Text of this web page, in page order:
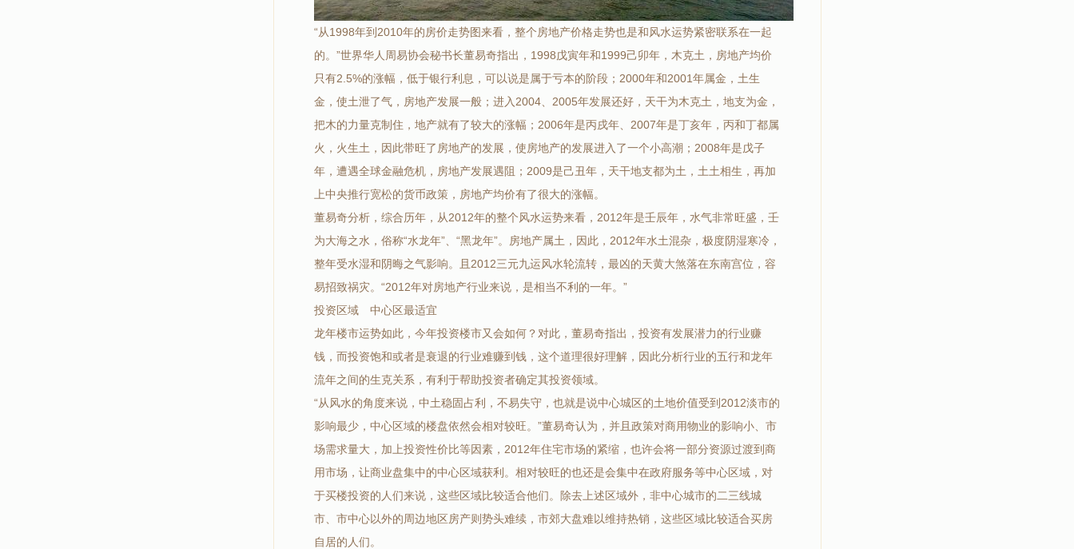
“从1998年到2010年的房价走势图来看，整个房地产价格走势也是和风水运势紧密联系在一起
的。”世界华人周易协会秘书长董易奇指出，1998戊寅年和1999己卯年，木克土，房地产均价
只有2.5%的涨幅，低于银行利息，可以说是属于亏本的阶段；2000年和2001年属金，土生
金，使土泄了气，房地产发展一般；进入2004、2005年发展还好，天干为木克土，地支为金，
把木的力量克制住，地产就有了较大的涨幅；2006年是丙戌年、2007年是丁亥年，丙和丁都属
火，火生土，因此带旺了房地产的发展，使房地产的发展进入了一个小高潮；2008年是戊子
年，遭遇全球金融危机，房地产发展遇阻；2009是己丑年，天干地支都为土，土土相生，再加
上中央推行宽松的货币政策，房地产均价有了很大的涨幅。
董易奇分析，综合历年，从2012年的整个风水运势来看，2012年是壬辰年，水气非常旺盛，壬
为大海之水，俗称“水龙年”、“黑龙年”。房地产属土，因此，2012年水土混杂，极度阴湿寒冷，
整年受水湿和阴晦之气影响。且2012三元九运风水轮流转，最凶的天黄大煞落在东南宫位，容
易招致祸灾。“2012年对房地产行业来说，是相当不利的一年。”
投资区域 中心区最适宜
龙年楼市运势如此，今年投资楼市又会如何？对此，董易奇指出，投资有发展潜力的行业赚
钱，而投资饱和或者是衰退的行业难赚到钱，这个道理很好理解，因此分析行业的五行和龙年
流年之间的生克关系，有利于帮助投资者确定其投资领域。
“从风水的角度来说，中土稳固占利，不易失守，也就是说中心城区的土地价值受到2012淡市的
影响最少，中心区域的楼盘依然会相对较旺。”董易奇认为，并且政策对商用物业的影响小、市
场需求量大，加上投资性价比等因素，2012年住宅市场的紧缩，也许会将一部分资源过渡到商
用市场，让商业盘集中的中心区域获利。相对较旺的也还是会集中在政府服务等中心区域，对
于买楼投资的人们来说，这些区域比较适合他们。除去上述区域外，非中心城市的二三线城
市、市中心以外的周边地区房产则势头难续，市郊大盘难以维持热销，这些区域比较适合买房
自居的人们。